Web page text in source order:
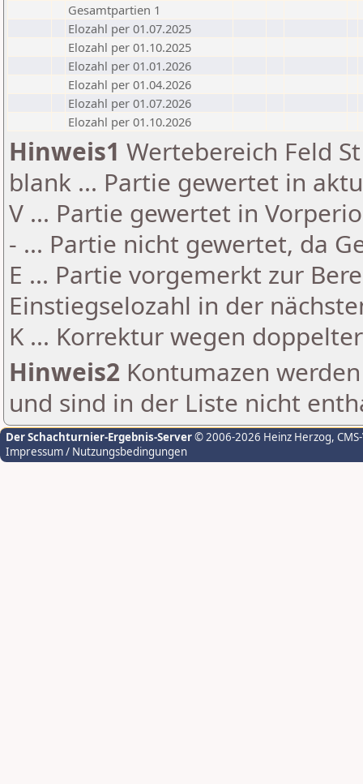
Gesamtpartien 1
Elozahl per 01.07.2025
Elozahl per 01.10.2025
Elozahl per 01.01.2026
Elozahl per 01.04.2026
Elozahl per 01.07.2026
Elozahl per 01.10.2026
Hinweis1 Wertebereich Feld
blank ... Partie gewertet in
V ... Partie gewertet in
- ... Partie nicht gewertet, da
E ... Partie vorgemerkt zur
Einstiegselozahl in der
K ... Korrektur wegen
Hinweis2 Kontumazen
und sind in der Liste nicht
Der Schachturnier-Ergebnis-Server© 2006-2026 Heinz Herzog,
Impressum / Nutzungsbedingungen